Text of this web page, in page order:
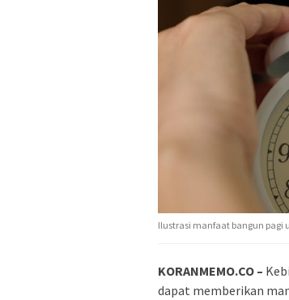
Ilustrasi manfaat bangun pagi
KORANMEMO.CO –
dapat memberikan